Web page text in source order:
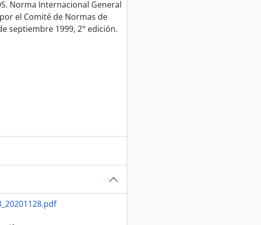
Norma Internacional General
el Comité de Normas de
septiembre 1999, 2° edición.